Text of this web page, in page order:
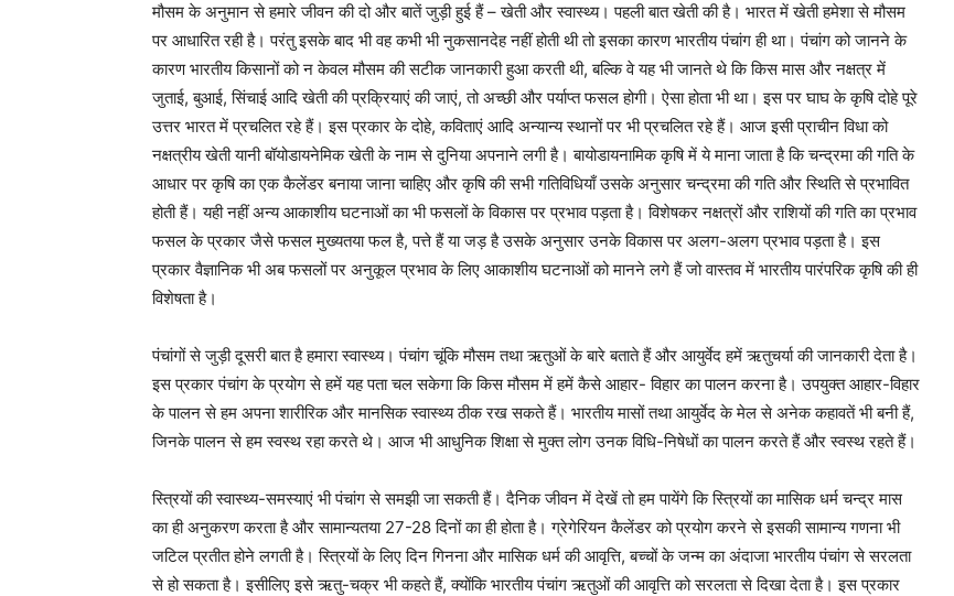
मौसम के अनुमान से हमारे जीवन की दो और बातें जुड़ी हुई हैं – खेती और स्वास्थ्य। पहली बात खेती की है। भारत में खेती हमेशा से मौसम
पर आधारित रही है। परंतु इसके बाद भी वह कभी भी नुकसानदेह नहीं होती थी तो इसका कारण भारतीय पंचांग ही था। पंचांग को जानने के
कारण भारतीय किसानों को न केवल मौसम की सटीक जानकारी हुआ करती थी, बल्कि वे यह भी जानते थे कि किस मास और नक्षत्र में
जुताई, बुआई, सिंचाई आदि खेती की प्रक्रियाएं की जाएं, तो अच्छी और पर्याप्त फसल होगी। ऐसा होता भी था। इस पर घाघ के कृषि दोहे पूरे
उत्तर भारत में प्रचलित रहे हैं। इस प्रकार के दोहे, कविताएं आदि अन्यान्य स्थानों पर भी प्रचलित रहे हैं। आज इसी प्राचीन विधा को
नक्षत्रीय खेती यानी बॉयोडायनेमिक खेती के नाम से दुनिया अपनाने लगी है। बायोडायनामिक कृषि में ये माना जाता है कि चन्द्रमा की गति के
आधार पर कृषि का एक कैलेंडर बनाया जाना चाहिए और कृषि की सभी गतिविधियाँ उसके अनुसार चन्द्रमा की गति और स्थिति से प्रभावित
होती हैं। यही नहीं अन्य आकाशीय घटनाओं का भी फसलों के विकास पर प्रभाव पड़ता है। विशेषकर नक्षत्रों और राशियों की गति का प्रभाव
फसल के प्रकार जैसे फसल मुख्यतया फल है, पत्ते हैं या जड़ है उसके अनुसार उनके विकास पर अलग-अलग प्रभाव पड़ता है। इस
प्रकार वैज्ञानिक भी अब फसलों पर अनुकूल प्रभाव के लिए आकाशीय घटनाओं को मानने लगे हैं जो वास्तव में भारतीय पारंपरिक कृषि की ही
विशेषता है।
पंचांगों से जुड़ी दूसरी बात है हमारा स्वास्थ्य। पंचांग चूंकि मौसम तथा ऋतुओं के बारे बताते हैं और आयुर्वेद हमें ऋतुचर्या की जानकारी देता है।
इस प्रकार पंचांग के प्रयोग से हमें यह पता चल सकेगा कि किस मौसम में हमें कैसे आहार- विहार का पालन करना है। उपयुक्त आहार-विहार
के पालन से हम अपना शारीरिक और मानसिक स्वास्थ्य ठीक रख सकते हैं। भारतीय मासों तथा आयुर्वेद के मेल से अनेक कहावतें भी बनी हैं,
जिनके पालन से हम स्वस्थ रहा करते थे। आज भी आधुनिक शिक्षा से मुक्त लोग उनक विधि-निषेधों का पालन करते हैं और स्वस्थ रहते हैं।
स्त्रियों की स्वास्थ्य-समस्याएं भी पंचांग से समझी जा सकती हैं। दैनिक जीवन में देखें तो हम पायेंगे कि स्त्रियों का मासिक धर्म चन्द्र मास
का ही अनुकरण करता है और सामान्यतया 27-28 दिनों का ही होता है। ग्रेगेरियन कैलेंडर को प्रयोग करने से इसकी सामान्य गणना भी
जटिल प्रतीत होने लगती है। स्त्रियों के लिए दिन गिनना और मासिक धर्म की आवृत्ति, बच्चों के जन्म का अंदाजा भारतीय पंचांग से सरलता
से हो सकता है। इसीलिए इसे ऋतु-चक्र भी कहते हैं, क्योंकि भारतीय पंचांग ऋतुओं की आवृत्ति को सरलता से दिखा देता है। इस प्रकार